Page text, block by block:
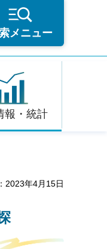
メニュー
報・統計
2023年4月15日